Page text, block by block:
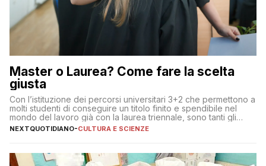
Master o Laurea? Come fare la scelta
giusta
Con l’istituzione dei percorsi universitari 3+2 che permettono a
molti studenti di conseguire un titolo finito e spendibile nel
mondo del lavoro già con la laurea triennale, sono tanti gli
interrogativi che si pongono gli studenti una volta raggiunto
l’obiettivo di primo livello
NEXTQUOTIDIANO-CULTURA E SCIENZE